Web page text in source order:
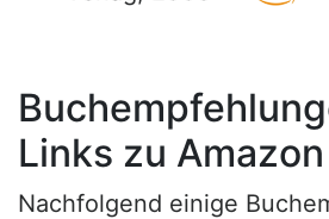
Links zu Amazon
Nachfolgend einige